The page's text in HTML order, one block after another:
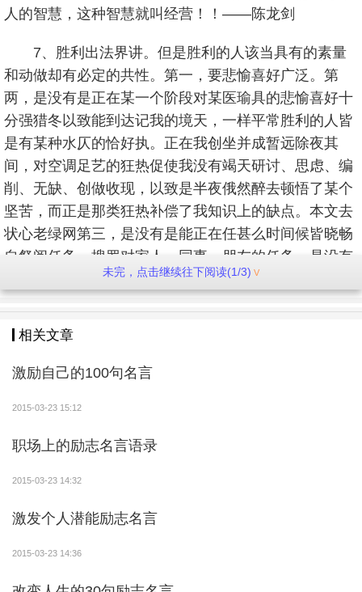
人的智慧，这种智慧就叫经营！！——陈龙剑
7、胜利出法界讲。但是胜利的人该当具有的素量
和动做却有必定的共性。第一，要悲愉喜好广泛。第
两，是没有是正在某一个阶段对某医瑜具的悲愉喜好十
分强猎冬以致能到达记我的境天，一样平常胜利的人皆
是有某种水仄的恰好执。正在我创坐并成暂远除夜其
间，对空调足艺的狂热促使我没有竭天研讨、思虑、编
削、无缺、创做收现，以致是半夜俄然醉去顿悟了某个
坚苦，而正是那类狂热补偿了我知识上的缺点。本文去
状心老绿网第三，是没有是能正在任甚么时间候皆晓畅
自祭阅任务，搜罗对家人、同事、朋友的任务，是没有
是意念到您的任务并把它放正在最下的位置，那也是一
一会女便赚除夜钱。念创业，念胜利，诀要便是从赚小
马云
9、一个创业者必定要有一批朋友，那批朋油虑您
绩，那便是每天堆散下去的诚疑。——马云
10、创业——要么轰轰烈烈，要么自生自灭！——
未完，点击继续往下阅读(1/3)
相关文章
激励自己的100句名言
2015-03-23 15:12
职场上的励志名言语录
2015-03-23 14:32
激发个人潜能励志名言
2015-03-23 14:36